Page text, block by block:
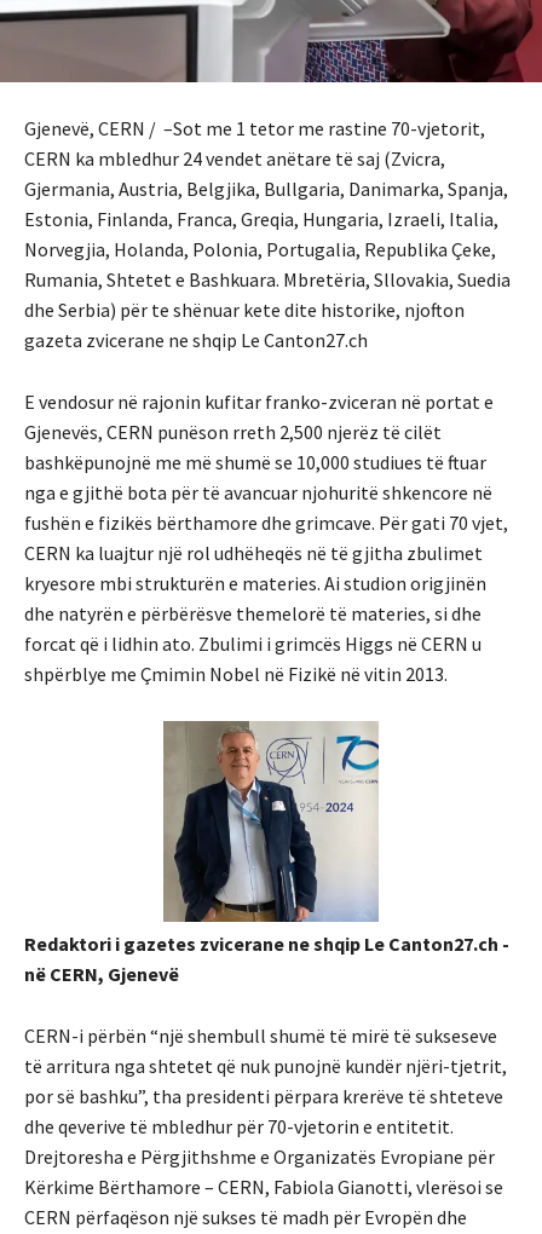
Gjenevë, CERN / –Sot me 1 tetor me rastine 70-vjetorit,
CERN ka mbledhur 24 vendet anëtare të saj (Zvicra,
Gjermania, Austria, Belgjika, Bullgaria, Danimarka, Spanja,
Estonia, Finlanda, Franca, Greqia, Hungaria, Izraeli, Italia,
Norvegjia, Holanda, Polonia, Portugalia, Republika Çeke,
Rumania, Shtetet e Bashkuara. Mbretëria, Sllovakia, Suedia
dhe Serbia) për te shënuar kete dite historike, njofton
gazeta zvicerane ne shqip Le Canton27.ch
E vendosur në rajonin kufitar franko-zviceran në portat e
Gjenevës, CERN punëson rreth 2,500 njerëz të cilët
bashkëpunojnë me më shumë se 10,000 studiues të ftuar
nga e gjithë bota për të avancuar njohuritë shkencore në
fushën e fizikës bërthamore dhe grimcave. Për gati 70 vjet,
CERN ka luajtur një rol udhëheqës në të gjitha zbulimet
kryesore mbi strukturën e materies. Ai studion origjinën
dhe natyrën e përbërësve themelorë të materies, si dhe
forcat që i lidhin ato. Zbulimi i grimcës Higgs në CERN u
shpërblye me Çmimin Nobel në Fizikë në vitin 2013.
Redaktori i gazetes zvicerane ne shqip Le Canton27.ch -
në CERN, Gjenevë
CERN-i përbën “një shembull shumë të mirë të sukseseve
të arritura nga shtetet që nuk punojnë kundër njëri-tjetrit,
por së bashku”, tha presidenti përpara krerëve të shteteve
dhe qeverive të mbledhur për 70-vjetorin e entitetit.
Drejtoresha e Përgjithshme e Organizatës Evropiane për
Kërkime Bërthamore – CERN, Fabiola Gianotti, vlerësoi se
CERN përfaqëson një sukses të madh për Evropën dhe